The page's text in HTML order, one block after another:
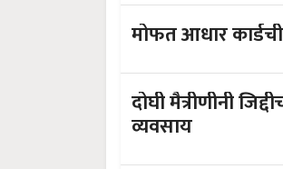
मोफत आधार
दोघी मैत्रीणीनी
व्यवसाय